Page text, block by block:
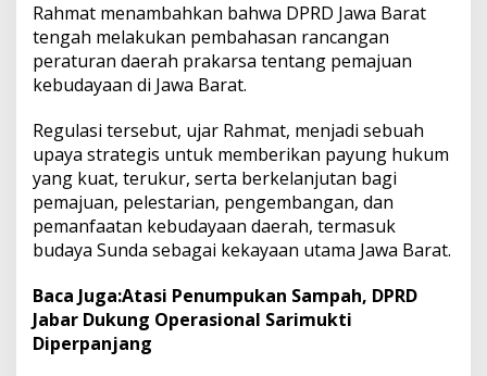
Rahmat menambahkan bahwa DPRD Jawa Barat
tengah melakukan pembahasan rancangan
peraturan daerah prakarsa tentang pemajuan
kebudayaan di Jawa Barat.
Regulasi tersebut, ujar Rahmat, menjadi sebuah
upaya strategis untuk memberikan payung hukum
yang kuat, terukur, serta berkelanjutan bagi
pemajuan, pelestarian, pengembangan, dan
pemanfaatan kebudayaan daerah, termasuk
budaya Sunda sebagai kekayaan utama Jawa Barat.
Baca Juga:Atasi Penumpukan Sampah, DPRD
Jabar Dukung Operasional Sarimukti
Diperpanjang